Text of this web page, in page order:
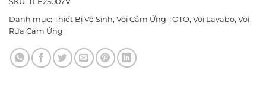
Danh mục: Thiết Bị Vệ Sinh, Vòi Cảm Ứng TOTO, Vòi Lavabo, Vòi
Rửa Cảm Ứng